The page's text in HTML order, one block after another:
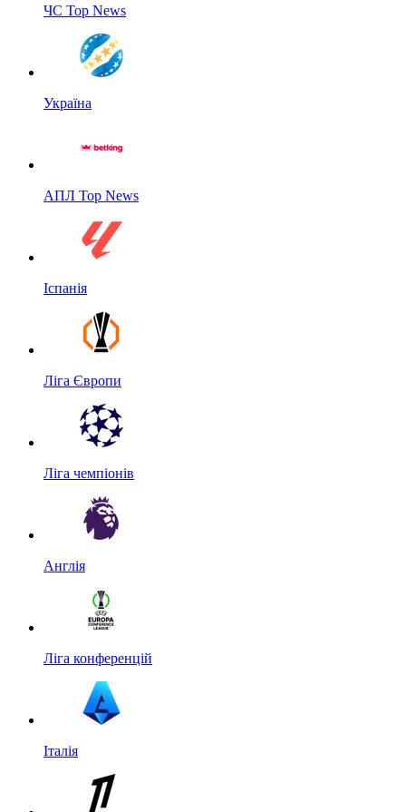
ЧС Top News
Україна
АПЛ Top News
Іспанія
Ліга Європи
Ліга чемпіонів
Англія
Ліга конференцій
Італія